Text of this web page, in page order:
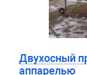
Двухосный
аппарелью